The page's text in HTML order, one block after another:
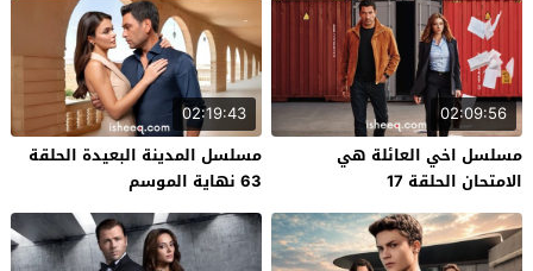
02:09:56
مسلسل اخي العائلة هي
الامتحان الحلقة 17
02:19:43
مسلسل المدينة البعيدة الحلقة
63 نهاية الموسم